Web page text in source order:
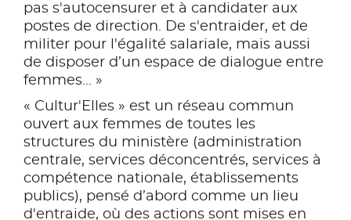
pas s'autocensurer et à candidater aux
postes de direction. De s'entraider, et de
militer pour l'égalité salariale, mais aussi
de disposer d’un espace de dialogue entre
femmes... »
« Cultur'Elles » est un réseau commun
ouvert aux femmes de toutes les
structures du ministère (administration
centrale, services déconcentrés, services à
compétence nationale, établissements
publics), pensé d’abord comme un lieu
d'entraide, où des actions sont mises en